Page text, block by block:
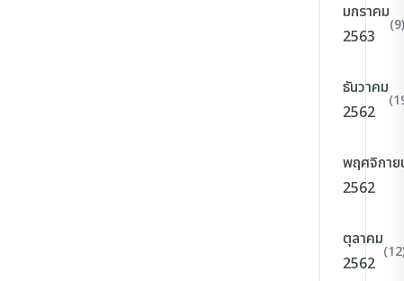
มกราคม
2563
(9)
ธันวาคม
2562
พฤศจิกาย
2562
ตุลาคม
2562